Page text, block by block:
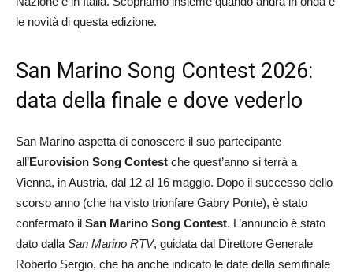
le novità di questa edizione.
San Marino Song Contest 2026:
data della finale e dove vederlo
San Marino aspetta di conoscere il suo partecipante
all’Eurovision Song Contest che quest’anno si terrà a
Vienna, in Austria, dal 12 al 16 maggio. Dopo il successo dello
scorso anno (che ha visto trionfare Gabry Ponte), è stato
confermato il San Marino Song Contest. L’annuncio è stato
dato dalla San Marino RTV, guidata dal Direttore Generale
Roberto Sergio, che ha anche indicato le date della semifinale